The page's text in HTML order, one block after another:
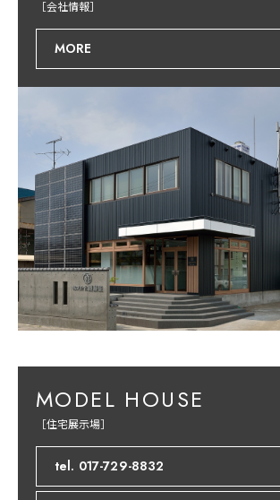
［会社情報］
MORE
MODEL HOUSE
［住宅展示場］
tel. 017-729-8832